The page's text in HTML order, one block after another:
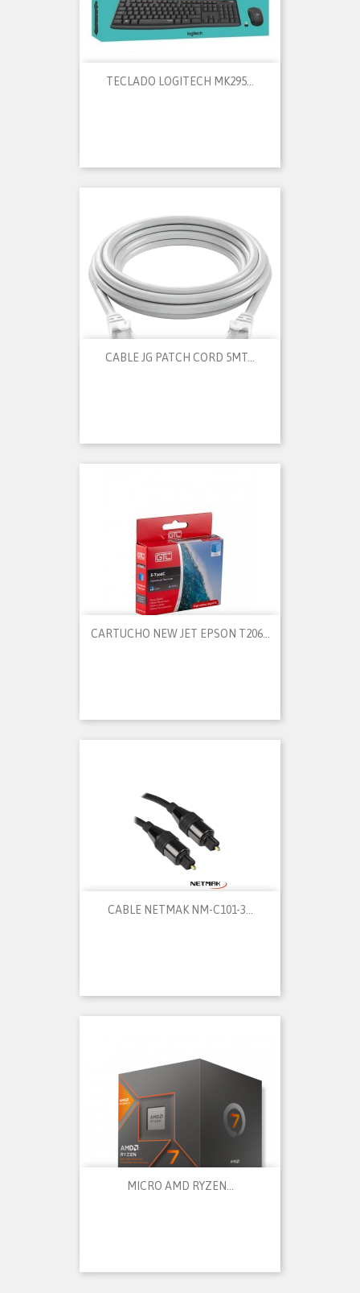
TECLADO LOGITECH MK295...
CABLE JG PATCH CORD 5MT...
CARTUCHO NEW JET EPSON T206...
CABLE NETMAK NM-C101-3...
MICRO AMD RYZEN...